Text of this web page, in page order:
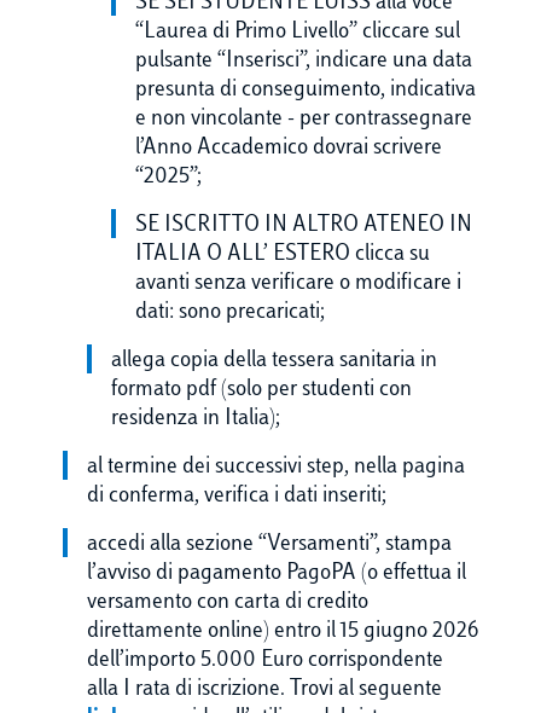
“Laurea di Primo Livello” cliccare sul
pulsante “Inserisci”, indicare una data
presunta di conseguimento, indicativa
e non vincolante - per contrassegnare
l’Anno Accademico dovrai scrivere
“2025”;
SE ISCRITTO IN ALTRO ATENEO IN
ITALIA O ALL’ ESTERO clicca su
avanti senza verificare o modificare i
dati: sono precaricati;
allega copia della tessera sanitaria in
formato pdf (solo per studenti con
residenza in Italia);
al termine dei successivi step, nella pagina
di conferma, verifica i dati inseriti;
accedi alla sezione “Versamenti”, stampa
l’avviso di pagamento PagoPA (o effettua il
versamento con carta di credito
direttamente online) entro il 15 giugno 2026
dell’importo 5.000 Euro corrispondente
alla I rata di iscrizione. Trovi al seguente